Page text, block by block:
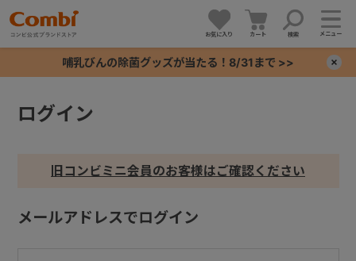
お気に入り カート 検索 メニュー
哺乳びんの除菌グッズが当たる！8/31まで >>
ログイン
旧コンビミニ会員のお客様はご確認ください
メールアドレスでログイン